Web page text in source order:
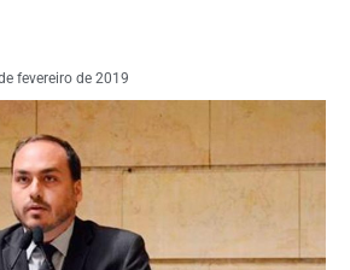
fevereiro de 2019